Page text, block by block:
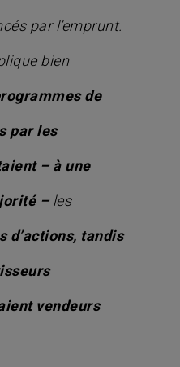
par l’emprunt.
bien
de
par les
– à une
–les
d’actions, tandis
vendeurs